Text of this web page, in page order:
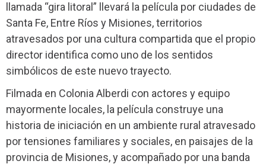
llamada “gira litoral” llevará la película por ciudades de
Santa Fe, Entre Ríos y Misiones, territorios
atravesados por una cultura compartida que el propio
director identifica como uno de los sentidos
simbólicos de este nuevo trayecto.
Filmada en Colonia Alberdi con actores y equipo
mayormente locales, la película construye una
historia de iniciación en un ambiente rural atravesado
por tensiones familiares y sociales, en paisajes de la
provincia de Misiones, y acompañado por una banda